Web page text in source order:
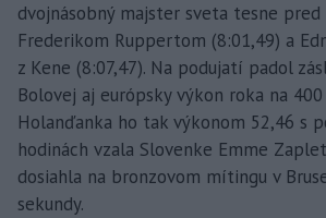
dvojnásobný majster sveta tesne pred
Frederikom Ruppertom (8:01,49) a
z Kene (8:07,47). Na podujatí padol
Bolovej aj európsky výkon roka na
Holanďanka ho tak výkonom 52,46 s
hodinách vzala Slovenke Emme
dosiahla na bronzovom mítingu v
sekundy.